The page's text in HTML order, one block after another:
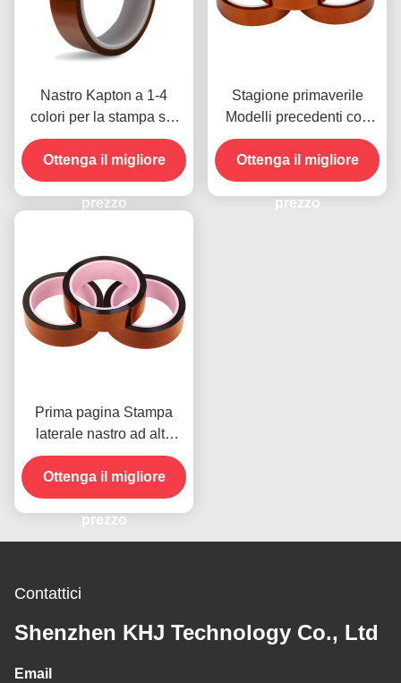
Nastro Kapton a 1-4
colori per la stampa sul
lato anteriore
Ottenga il migliore
prezzo
Stagione primaverile
Modelli precedenti con
resistenza all'umidità e
resistenza alla buccia
2.5N/25mm
Ottenga il migliore
prezzo
Prima pagina Stampa
laterale nastro ad alta
temperatura per il
prodotto in magazzino
Ottenga il migliore
prezzo
Contattici
Shenzhen KHJ Technology Co., Ltd
Email